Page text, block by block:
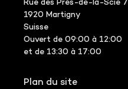
Rue des Prés-de-la-Scie 7
1920 Martigny
Suisse
Ouvert de 09:00 à 12:00
et de 13:30 à 17:00
Plan du site